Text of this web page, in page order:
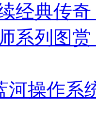
经典传奇
系列图
河操作系